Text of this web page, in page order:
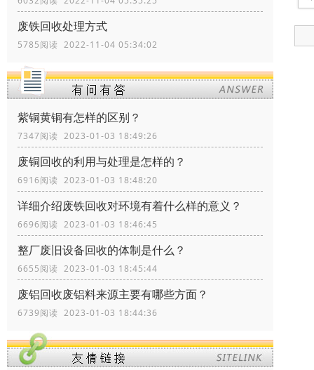
废铁回收处理方式
5785阅读 2022-11-04 05:34:02
紫铜黄铜有怎样的区别？
7347阅读 2023-01-03 18:49:26
废铜回收的利用与处理是怎样的？
6916阅读 2023-01-03 18:48:20
详细介绍废铁回收对环境有着什么样的意义？
6696阅读 2023-01-03 18:46:45
整厂废旧设备回收的体制是什么？
6655阅读 2023-01-03 18:45:44
废铝回收废铝料来源主要有哪些方面？
6739阅读 2023-01-03 18:44:36